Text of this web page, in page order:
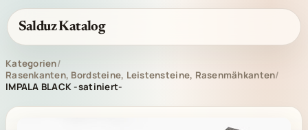
Salduz Katalog
Kategorien/
Rasenkanten, Bordsteine, Leistensteine, Rasenmähkanten/
IMPALA BLACK -satiniert-